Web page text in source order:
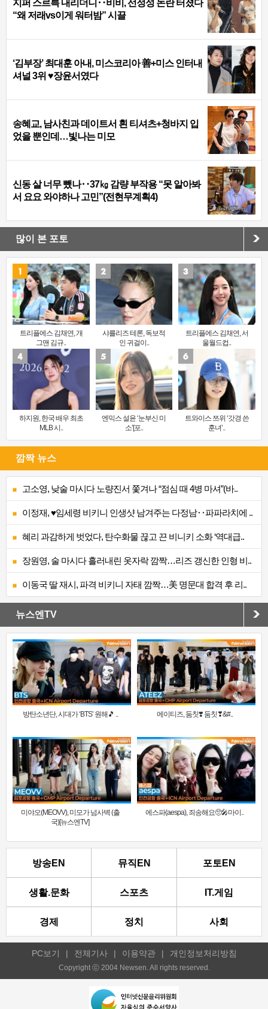
지퍼 스르륵 내리더니‥비비, 선정성 논란 터졌다
“왜 저래vs이게 워터밤” 시끌
‘김부장’ 최대훈 아내, 미스코리아 善+미스 인터내
셔널 3위 ♥장윤서였다
송혜교, 남사친과 데이트서 흰 티셔츠+청바지 입
었을 뿐인데…빛나는 미모
신동 살 너무 뺐나‥37㎏ 감량 부작용 “못 알아봐
서 요요 와야하나 고민”(전현무계획4)
많이 본 포토
트리플에스 김채연, 개
그맨 김규..
샤를리즈 테론, 독보적
인 귀걸이..
트리플에스 김채연, 서
울월드컵..
하지원, 한국 배우 최초
MLB 시..
엔믹스 설윤 ‘눈부신 미
소’[포..
트와이스 쯔위 ‘갓경 쓴
훈녀’..
깜짝 뉴스
고소영, 낮술 마시다 노량진서 쫓겨나 “점심 때 4병 마셔”(바..
이정재, ♥임세령 비키니 인생샷 남겨주는 다정남‥파파라치에 ..
혜리 과감하게 벗었다, 탄수화물 끊고 끈 비니키 소화 ‘역대급..
장원영, 술 마시다 흘러내린 옷자락 깜짝…리즈 갱신한 인형 비..
이동국 딸 재시, 파격 비키니 자태 깜짝…美 명문대 합격 후 리..
뉴스엔TV
방탄소년단, 시대가 ‘BTS’ 원해🎵 .. 에이티즈, 둠칫❣️ 둠칫❣&#..
미야오(MEOVV), 미모가 넘사벽 (출
국)[뉴스엔TV]
에스파(aespa), 죄송해요🥺🎤마이..
방송EN 뮤직EN 포토EN
생활.문화 스포츠 IT.게임
경제 정치 사회
PC보기 | 전체기사 | 이용약관 | 개인정보처리방침
Copyright ⓒ 2004 Newsen. All rights reserved.